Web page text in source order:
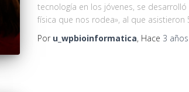
tecnología en los jóvenes, se
física que nos rodea», al que asistieron
Por u_wpbioinformatica, Hace 3 años